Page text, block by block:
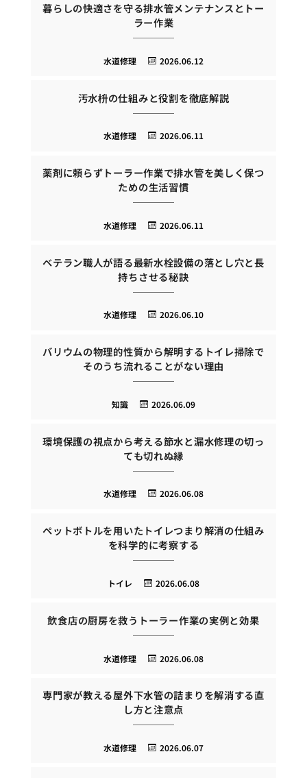
暮らしの快適さを守る排水管メンテナンスとトー
ラー作業
2026.06.12
水道修理
汚水枡の仕組みと役割を徹底解説
2026.06.11
水道修理
薬剤に頼らずトーラー作業で排水管を美しく保つ
ための生活習慣
2026.06.11
水道修理
ベテラン職人が語る最新水栓設備の落とし穴と長
持ちさせる秘訣
2026.06.10
水道修理
バリウムの物理的性質から解明するトイレ掃除で
そのうち流れることがない理由
2026.06.09
知識
環境保護の視点から考える節水と漏水修理の切っ
ても切れぬ縁
2026.06.08
水道修理
ペットボトルを用いたトイレつまり解消の仕組み
を科学的に考察する
2026.06.08
トイレ
飲食店の厨房を救うトーラー作業の実例と効果
2026.06.08
水道修理
専門家が教える屋外下水管の詰まりを解消する直
し方と注意点
2026.06.07
水道修理